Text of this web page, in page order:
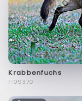
Krabbenfuchs
f109370